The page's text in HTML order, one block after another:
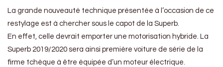
La grande nouveauté technique présentée à l’occasion de ce
restylage est à chercher sous le capot de la Superb.
En effet, celle devrait emporter une motorisation hybride. La
Superb 2019/2020 sera ainsi première voiture de série de la
firme tchèque à être équipée d’un moteur électrique.